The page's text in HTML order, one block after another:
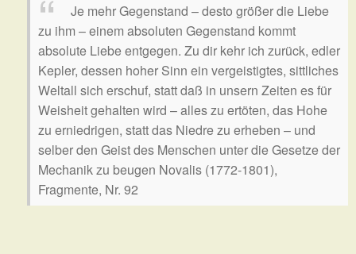
Je mehr Gegenstand – desto größer die Liebe
zu ihm – einem absoluten Gegenstand kommt
absolute Liebe entgegen. Zu dir kehr ich zurück, edler
Kepler, dessen hoher Sinn ein vergeistigtes, sittliches
Weltall sich erschuf, statt daß in unsern Zeiten es für
Weisheit gehalten wird – alles zu ertöten, das Hohe
zu erniedrigen, statt das Niedre zu erheben – und
selber den Geist des Menschen unter die Gesetze der
Mechanik zu beugen Novalis (1772-1801),
Fragmente, Nr. 92